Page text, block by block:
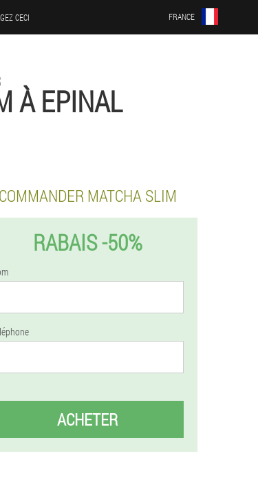
CECI FRANCE
À EPINAL
COMMANDER MATCHA SLIM
RABAIS -50%
ACHETER